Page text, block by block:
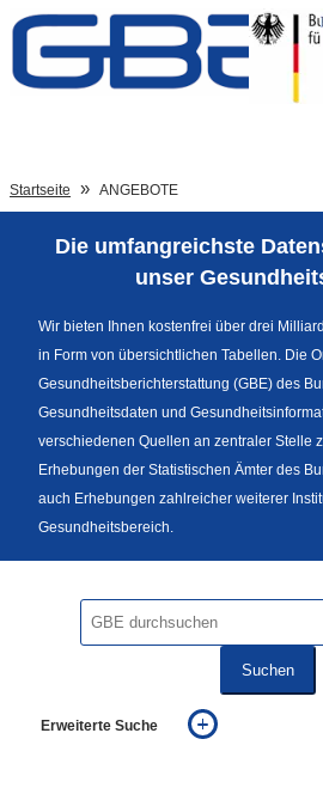
Zum Inhalt
Sprachumschaltung
Fußzeile
Startseite ANGEBOTE
Die umfangreichste
unser
Wir bieten Ihnen kostenfrei über drei
in Form von übersichtlichen Tabellen. Die
Gesundheitsberichterstattung (GBE) des
Gesundheitsdaten und
verschiedenen Quellen an zentraler Stelle
Erhebungen der Statistischen Ämter des
auch Erhebungen zahlreicher weiterer
Gesundheitsbereich.
Suchen
Erweiterte Suche